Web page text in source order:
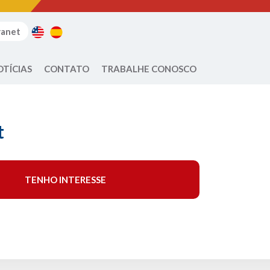
CONTATO TRABALHE CONOSCO
TENHO INTERESSE